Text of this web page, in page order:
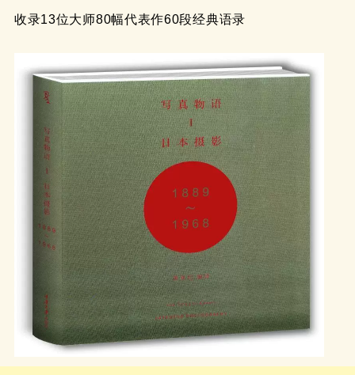
收录13位大师80幅代表作60段经典语录